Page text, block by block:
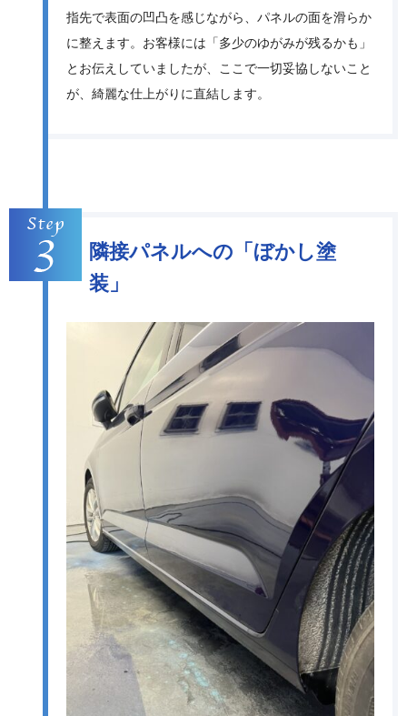
指先で表面の凹凸を感じながら、パネルの面を滑らか
に整えます。お客様には「多少のゆがみが残るかも」
とお伝えしていましたが、ここで一切妥協しないこと
が、綺麗な仕上がりに直結します。
隣接パネルへの「ぼかし塗
装」